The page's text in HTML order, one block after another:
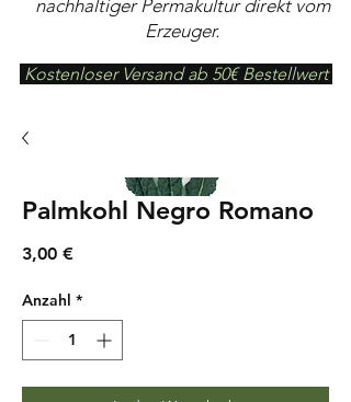
nachhaltiger Permakultur direkt vom
Erzeuger.
Kostenloser Versand ab 50€ Bestellwert
Palmkohl Negro Romano
3,00 €Preis
Anzahl *